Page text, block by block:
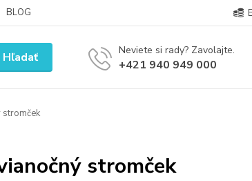
BLOG
Hľadať Neviete si rady? Zavolajte.
+421 940 949 000
stromček
stromček